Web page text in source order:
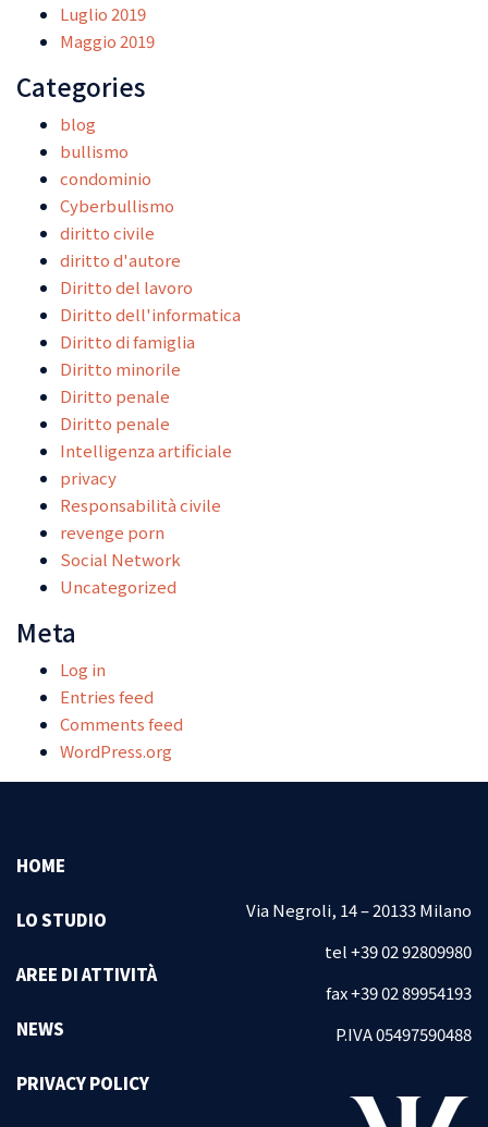
Luglio 2019
Maggio 2019
Categories
blog
bullismo
condominio
Cyberbullismo
diritto civile
diritto d'autore
Diritto del lavoro
Diritto dell'informatica
Diritto di famiglia
Diritto minorile
Diritto penale
Diritto penale
Intelligenza artificiale
privacy
Responsabilità civile
revenge porn
Social Network
Uncategorized
Meta
Log in
Entries feed
Comments feed
WordPress.org
HOME
LO STUDIO
AREE DI ATTIVITÀ
NEWS
PRIVACY POLICY
Via Negroli, 14 – 20133 Milano
tel +39 02 92809980
fax +39 02 89954193
P.IVA 05497590488